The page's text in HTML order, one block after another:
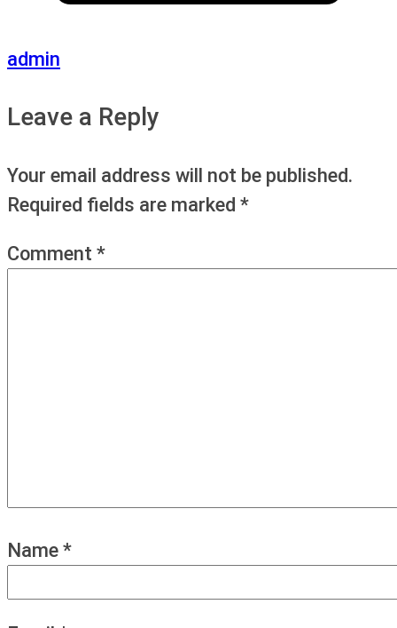
admin
Leave a Reply
Your email address will not be published.
Required fields are marked *
Comment *
Name *